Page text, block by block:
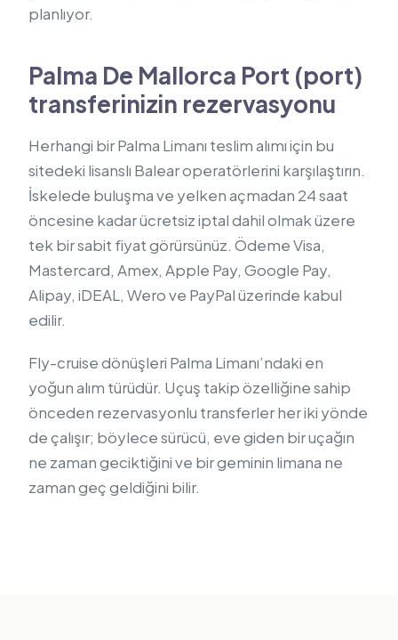
planlıyor.
Palma De Mallorca Port (port)
transferinizin rezervasyonu
Herhangi bir Palma Limanı teslim alımı için bu
sitedeki lisanslı Balear operatörlerini karşılaştırın.
İskelede buluşma ve yelken açmadan 24 saat
öncesine kadar ücretsiz iptal dahil olmak üzere
tek bir sabit fiyat görürsünüz. Ödeme Visa,
Mastercard, Amex, Apple Pay, Google Pay,
Alipay, iDEAL, Wero ve PayPal üzerinde kabul
edilir.
Fly-cruise dönüşleri Palma Limanı’ndaki en
yoğun alım türüdür. Uçuş takip özelliğine sahip
önceden rezervasyonlu transferler her iki yönde
de çalışır; böylece sürücü, eve giden bir uçağın
ne zaman geciktiğini ve bir geminin limana ne
zaman geç geldiğini bilir.